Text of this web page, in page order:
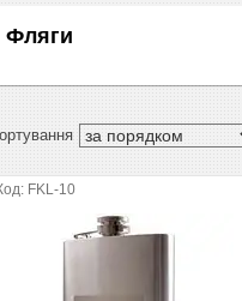
Фляги
FKL-10